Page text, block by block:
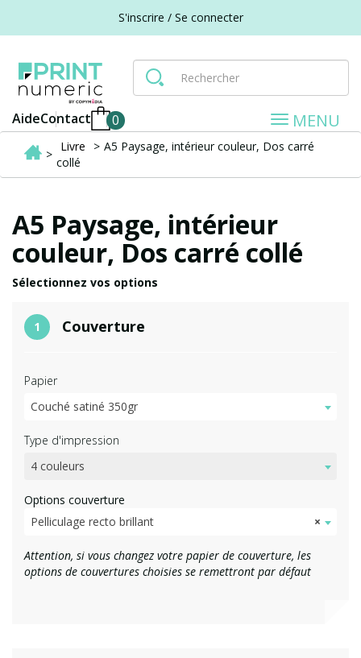
S'inscrire / Se connecter
AideContact 0 TOGGLE
MENU
>
Livre > A5 Paysage, intérieur couleur, Dos carré
collé
A5 Paysage, intérieur
couleur, Dos carré collé
Sélectionnez vos options
1 Couverture
Papier
Couché satiné 350gr
Type d'impression
4 couleurs
Options couverture
×
Pelliculage recto brillant
Attention, si vous changez votre papier de couverture, les
options de couvertures choisies se remettront par défaut